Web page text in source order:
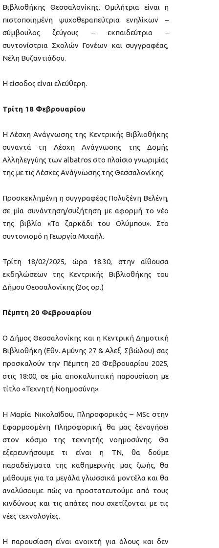
Βιβλιοθήκης Θεσσαλονίκης. Ομιλήτρια είναι η
πιστοποιημένη ψυχοθεραπεύτρια ενηλίκων –
σύμβουλος ζεύγους – εκπαιδεύτρια –
συντονίστρια Σχολών Γονέων και συγγραφέας,
Νέλη Βυζαντιάδου.
Η είσοδος είναι ελεύθερη.
Τρίτη 18 Φεβρουαρίου
Η Λέσχη Ανάγνωσης της Κεντρικής Βιβλιοθήκης
συναντά τη Λέσχη Ανάγνωσης της Δομής
Αλληλεγγύης των albatros στο πλαίσιο γνωριμίας
της με τις Λέσχες Ανάγνωσης της Θεσσαλονίκης.
Προσκεκλημένη η συγγραφέας Πολυξένη Βελένη,
σε μία συνάντηση/συζήτηση με αφορμή το νέο
της βιβλίο «Το ζαρκάδι του Ολύμπου». Στο
συντονισμό η Γεωργία Μιχαήλ.
Τρίτη 18/02/2025, ώρα 18.30, στην αίθουσα
εκδηλώσεων της Κεντρικής Βιβλιοθήκης του
Δήμου Θεσσαλονίκης (2ος ορ.)
Πέμπτη 20 Φεβρουαρίου
Ο Δήμος Θεσσαλονίκης και η Κεντρική Δημοτική
Βιβλιοθήκη (Εθν. Αμύνης 27 & Αλεξ. Σβώλου) σας
προσκαλούν την Πέμπτη 20 Φεβρουαρίου 2025,
στις 18:00, σε μία αποκαλυπτική παρουσίαση με
τίτλο «Τεχνητή Νοημοσύνη».
Η Μαρία Νικολαΐδου, Πληροφορικός – MSc στην
Εφαρμοσμένη Πληροφορική, θα μας ξεναγήσει
στον κόσμο της τεχνητής νοημοσύνης. Θα
εξερευνήσουμε τι είναι η ΤΝ, θα δούμε
παραδείγματα της καθημερινής μας ζωής, θα
μάθουμε για τα μεγάλα γλωσσικά μοντέλα και θα
αναλύσουμε πώς να προστατευτούμε από τους
κινδύνους και τις απάτες που σχετίζονται με τις
νέες τεχνολογίες.
Η παρουσίαση είναι ανοιχτή για όλους και δεν